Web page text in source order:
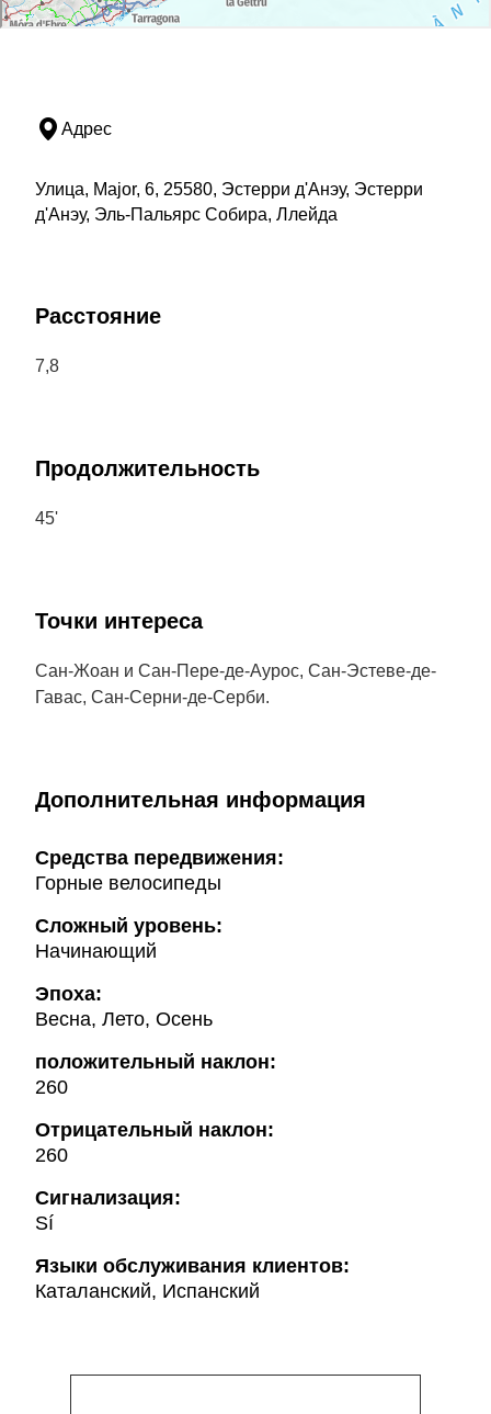
Адрес
Улица, Major, 6, 25580, Эстерри д'Анэу, Эстерри
д'Анэу, Эль-Пальярс Собира, Ллейда
Расстояние
7,8
Продолжительность
45'
Точки интереса
Сан-Жоан и Сан-Пере-де-Аурос, Сан-Эстеве-де-
Гавас, Сан-Серни-де-Серби.
Дополнительная информация
Cредства передвижения:
Горные велосипеды
Сложный уровень:
Начинающий
Эпоха:
Весна, Лето, Осень
положительный наклон:
260
Oтрицательный наклон:
260
Сигнализация:
Sí
Языки обслуживания клиентов:
Каталанский, Испанский